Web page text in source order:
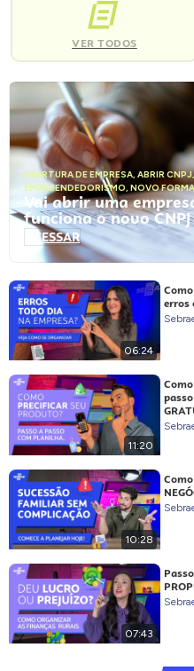
VER TODOS
ABERTURA DE EMPRESA, ABRIR CNPJ
EMPREENDEDORISMO, NOVO
Vai abrir uma
funciona o novo
ACESSAR
06:24
erros
11:20
10:28
07:43